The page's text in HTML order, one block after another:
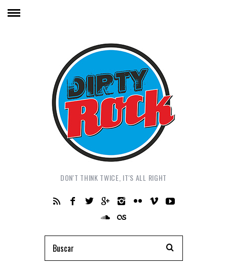
DON'T THINK TWICE, IT'S ALL RIGHT